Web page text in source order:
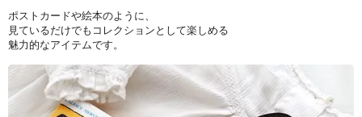
ポストカードや絵本のように、
見ているだけでもコレクションとして楽しめる
魅力的なアイテムです。